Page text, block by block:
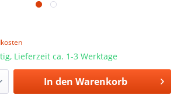
Lieferzeit ca. 1-3 Werktage
In den Warenkorb